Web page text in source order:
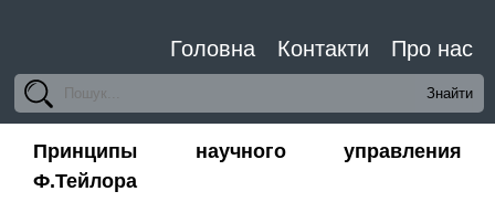
Головна Контакти Про нас
Принципы научного управления
Ф.Тейлора